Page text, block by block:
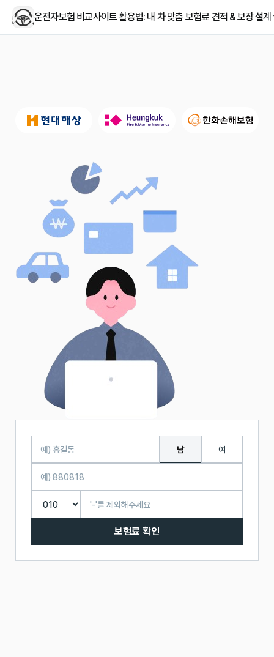
운전자보험 비교사이트 활용법: 내 차 맞춤 보험료 견적 & 보장 설계
남 여
보험료 확인